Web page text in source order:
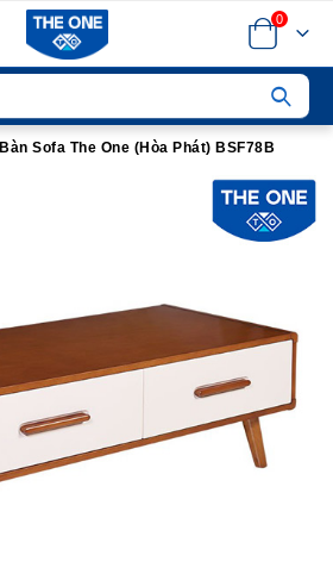
0
Bàn Sofa The One (Hòa Phát) BSF78B